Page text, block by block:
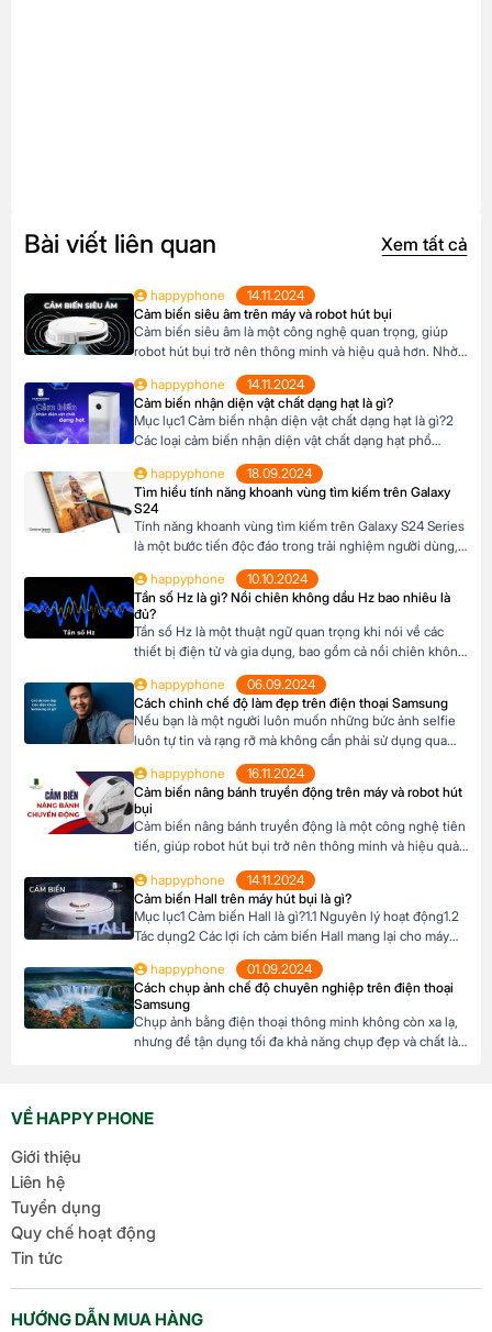
Bài viết liên quan Xem tất cả
happyphone
14.11.2024
Cảm biến siêu âm trên máy và robot hút bụi
Cảm biến siêu âm là một công nghệ quan trọng, giúp
robot hút bụi trở nên thông minh và hiệu quả hơn. Nhờ
cửa mà không cần sự can thiệp của con người. Khi chọn
mua robot hút bụi, hãy ưu tiên […]
happyphone
14.11.2024
Cảm biến nhận diện vật chất dạng hạt là gì?
Mục lục1 Cảm biến nhận diện vật chất dạng hạt là gì?2
Các loại cảm biến nhận diện vật chất dạng hạt phổ
biến3 Ứng dụng trong đời sống4 Lợi ích khi sử dụng
Cảm biến nhận diện vật chất dạng hạt là gì? Cảm biến
nhận diện vật chất dạng hạt là một thiết […]
happyphone
18.09.2024
Tìm hiểu tính năng khoanh vùng tìm kiếm trên Galaxy
S24
Tính năng khoanh vùng tìm kiếm trên Galaxy S24 Series
là một bước tiến độc đáo trong trải nghiệm người dùng,
giúp bạn nhanh chóng tìm kiếm thông tin trực tiếp từ
hình ảnh hoặc văn bản mà không cần chuyển đổi ứng
dụng. Mục lục1 Tính năng khoanh vùng tìm kiếm là gì?2
Lợi […]
happyphone
10.10.2024
Tần số Hz là gì? Nồi chiên không dầu Hz bao nhiêu là
đủ?
Tần số Hz là một thuật ngữ quan trọng khi nói về các
thiết bị điện tử và gia dụng, bao gồm cả nồi chiên không
dầu. Hiểu rõ về Hz sẽ giúp bạn lựa chọn thiết bị phù
hợp, đảm bảo an toàn và hiệu quả khi sử dụng. Vậy, Hz là
gì và […]
happyphone
06.09.2024
Cách chỉnh chế độ làm đẹp trên điện thoại Samsung
Nếu bạn là một người luôn muốn những bức ảnh selfie
luôn tự tin và rạng rỡ mà không cần phải sử dụng qua
App, với điện thoại Samsung có tính năng chế độ làm
đẹp chính là trợ thủ đắc lực. Với vài thao tác đơn giản,
bạn sẽ sở hữu những bức ảnh […]
happyphone
16.11.2024
Cảm biến nâng bánh truyền động trên máy và robot hút
bụi
Cảm biến nâng bánh truyền động là một công nghệ tiên
tiến, giúp robot hút bụi trở nên thông minh và hiệu quả
chỉnh độ cao của bánh xe để thích ứng với mọi địa hình
trong ngôi nhài. Mục lục1 Cảm biến […]
happyphone
14.11.2024
Cảm biến Hall trên máy hút bụi là gì?
Mục lục1 Cảm biến Hall là gì?1.1 Nguyên lý hoạt động1.2
Tác dụng2 Các lợi ích cảm biến Hall mang lại cho máy
điện tử sử dụng hiệu ứng Hall để đo cường độ và hướng
của từ trường. Khi một […]
happyphone
01.09.2024
Cách chụp ảnh chế độ chuyên nghiệp trên điện thoại
Samsung
Chụp ảnh bằng điện thoại thông minh không còn xa lạ,
nhưng để tận dụng tối đa khả năng chụp đẹp và chất là
VỀ HAPPY PHONE
Giới thiệu
Liên hệ
Tuyển dụng
Quy chế hoạt động
Tin tức
HƯỚNG DẪN MUA HÀNG